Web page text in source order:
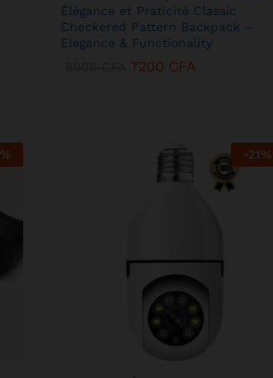
Élégance et Praticité Classic
Checkered Pattern Backpack –
Elegance & Functionality
7200 CFA
% -21%